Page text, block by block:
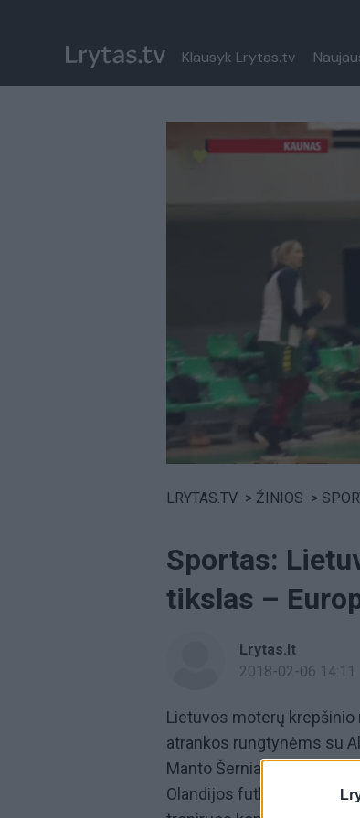
Klausyk Lrytas.tv
Paremkite Ukrainą
LRYTAS.TV > ŽINIOS >
Sportas:
tikslas –
Lrytas.lt
2018-02-06 14:11
Lietuvos moterų
atrankos rungtynėms su
Manto Šerniaus
Olandijos futbolininkas